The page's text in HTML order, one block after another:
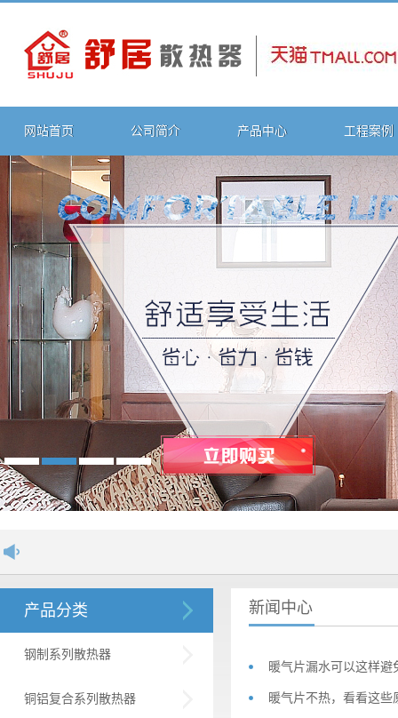
网站首页 公司简介 产品中心 工程案例
产品分类
钢制系列散热器
铜铝复合系列散热器
新闻中心
暖气片漏水可以这样避
暖气片不热，看看这些